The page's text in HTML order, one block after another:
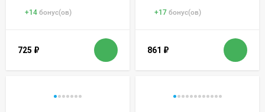
+14 бонус(ов)
725 ₽
+17 бонус(ов)
861 ₽